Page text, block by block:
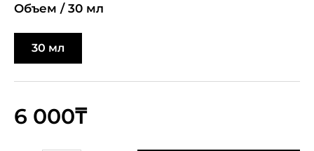
Объем / 30 мл
30 мл
6 000₸